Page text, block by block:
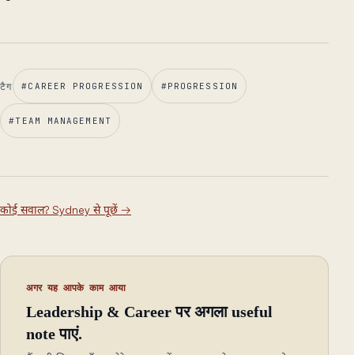
टैग #CAREER PROGRESSION #PROGRESSION
#TEAM MANAGEMENT
कोई सवाल? Sydney से पूछें →
अगर यह आपके काम आया
Leadership & Career पर अगला useful
note पाएं.